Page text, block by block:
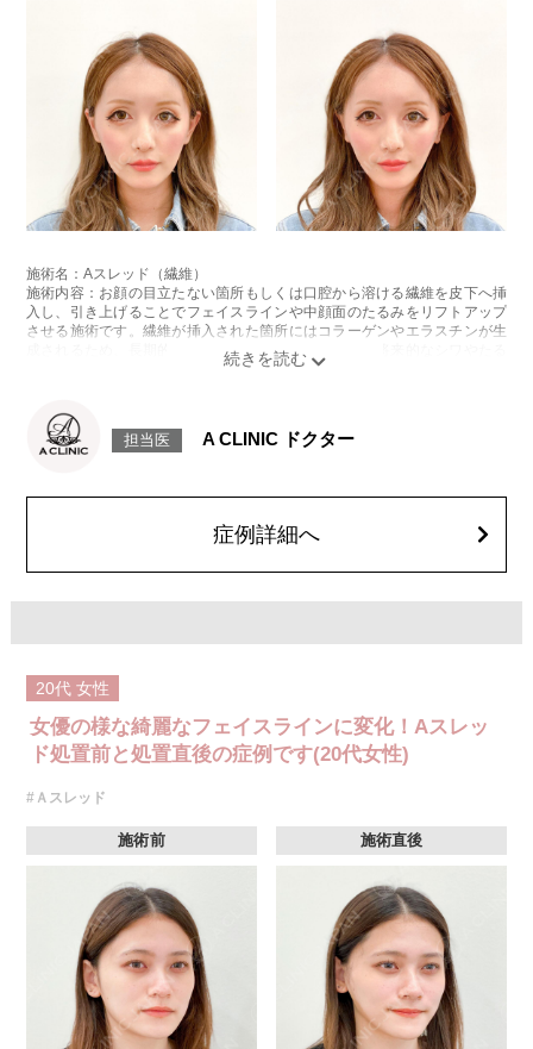
施術名：Aスレッド（繊維）
施術内容：お顔の目立たない箇所もしくは口腔から溶ける繊維を皮下へ挿
入し、引き上げることでフェイスラインや中顔面のたるみをリフトアップ
させる施術です。繊維が挿入された箇所にはコラーゲンやエラスチンが生
成されるため、長期的な美肌効果、肌質の改善効果、将来的なシワやたる
みの予防効果が期待できます。
とがございます。また、稀ではありますが、施術部位の細菌感染症、皮膚
のよれ、繊維の突出などが生じることがございます。化膿止め・痛み止め
費用：1部位 184,800円(税込)
オプション：笑気麻酔 3,300円(税込)
担当医 A CLINIC ドクター
症例詳細へ
20代 女性
女優の様な綺麗なフェイスラインに変化！Aスレッ
ド処置前と処置直後の症例です(20代女性)
#Ａスレッド
施術前 施術直後